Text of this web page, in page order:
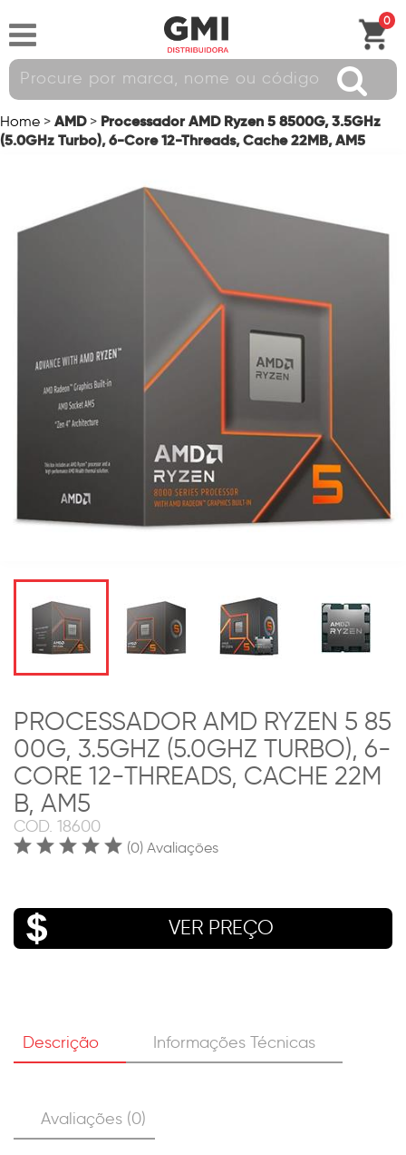
0
Home > AMD > Processador AMD Ryzen 5 8500G, 3.5GHz
(5.0GHz Turbo), 6-Core 12-Threads, Cache 22MB, AM5
PROCESSADOR AMD RYZEN 5 85
00G, 3.5GHZ (5.0GHZ TURBO), 6-
CORE 12-THREADS, CACHE 22M
B, AM5
COD. 18600
(0) Avaliações
VER PREÇO
Descrição Informações Técnicas
Avaliações (0)